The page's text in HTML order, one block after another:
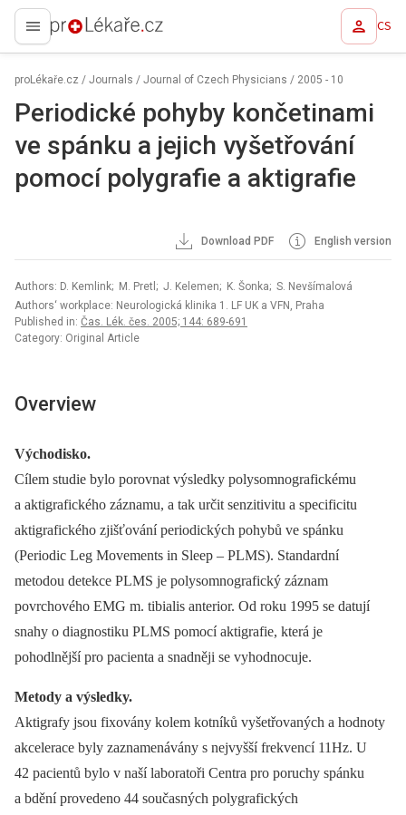
proLékaře.cz CS
proLékaře.cz / Journals / Journal of Czech Physicians / 2005 - 10
Periodické pohyby končetinami
ve spánku a jejich vyšetřování
pomocí polygrafie a aktigrafie
Download PDF English version
Authors: D. Kemlink; M. Pretl; J. Kelemen; K. Šonka; S. Nevšímalová
Authors‘ workplace: Neurologická klinika 1. LF UK a VFN, Praha
Published in: Čas. Lék. čes. 2005; 144: 689-691
Category: Original Article
Overview
Východisko.
Cílem studie bylo porovnat výsledky polysomnografickému
a aktigrafického záznamu, a tak určit senzitivitu a specificitu
aktigrafického zjišťování periodických pohybů ve spánku
(Periodic Leg Movements in Sleep –⁠ PLMS). Standardní
metodou detekce PLMS je polysomnografický záznam
povrchového EMG m. tibialis anterior. Od roku 1995 se datují
snahy o diagnostiku PLMS pomocí aktigrafie, která je
pohodlnější pro pacienta a snadněji se vyhodnocuje.
Metody a výsledky.
Aktigrafy jsou fixovány kolem kotníků vyšetřovaných a hodnoty
akcelerace byly zaznamenávány s nejvyšší frekvencí 11Hz. U
42 pacientů bylo v naší laboratoři Centra pro poruchy spánku
a bdění provedeno 44 současných polygrafických